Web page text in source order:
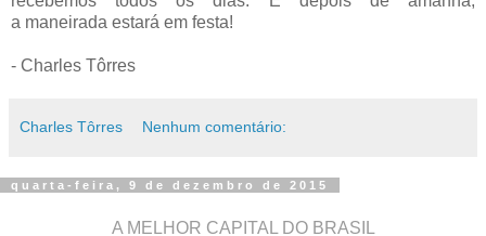
a maneirada estará em festa!
- Charles Tôrres
Charles Tôrres Nenhum comentário:
quarta-feira, 9 de dezembro de 2015
A MELHOR CAPITAL DO BRASIL